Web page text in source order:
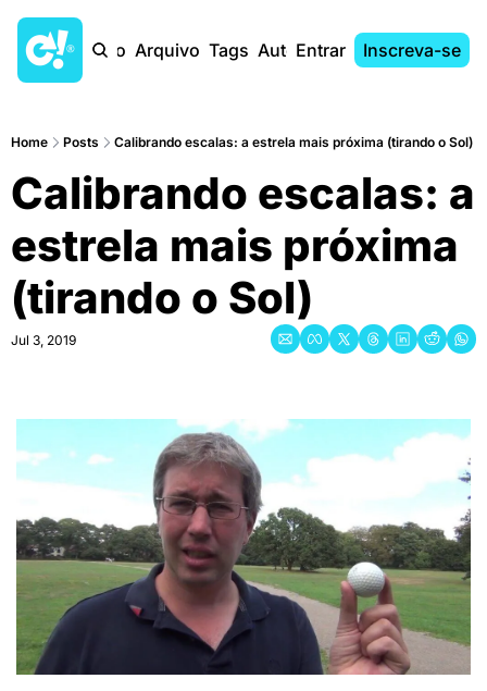
Início Arquivo Tags AutoresEntrar Inscreva-se
Home Posts Calibrando escalas: a estrela mais próxima (tirando o Sol)
Calibrando escalas: a
estrela mais próxima
(tirando o Sol)
Jul 3, 2019